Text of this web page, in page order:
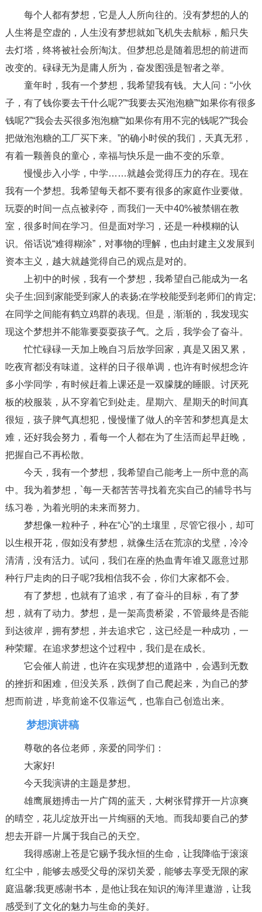
每个人都有梦想，它是人人所向往的。没有梦想的人的
人生将是空虚的，人生没有梦想就如飞机失去航标，船只失
去灯塔，终将被社会所淘汰。但梦想总是随着思想的前进而
改变的。碌碌无为是庸人所为，奋发图强是智者之举。
童年时，我有一个梦想，我希望我有钱。大人问：“小伙
子，有了钱你要去干什么呢?”“我要去买泡泡糖”“如果你有很多
钱呢?”“我会去买很多泡泡糖”“如果你有用不完的钱呢?”“我会
把做泡泡糖的工厂买下来。”的确小时侯的我们，天真无邪，
有着一颗善良的童心，幸福与快乐是一曲不变的乐章。
慢慢步入小学，中学……就越会觉得压力的存在。现在
我有一个梦想。我希望每天都不要有很多的家庭作业要做。
玩耍的时间一点点被剥夺，而我们一天中40%被禁锢在教
室，很多时间在学习。但是面对学习，还是一种模糊的认
识。俗话说“难得糊涂”，对事物的理解，也由封建主义发展到
资本主义，越大就越觉得自己的观点是对的。
上初中的时候，我有一个梦想，我希望自己能成为一名
尖子生;回到家能受到家人的表扬;在学校能受到老师们的肯定;
在同学之间能有鹤立鸡群的表现。但是，渐渐的，我发现实
现这个梦想并不能靠要耍耍孩子气。之后，我学会了奋斗。
忙忙碌碌一天加上晚自习后放学回家，真是又困又累，
吃夜宵都没有味道。这样的日子很单调，也许有时候想念许
多小学同学，有时候赶着上课还是一双朦胧的睡眼。讨厌死
板的校服装，从不穿着它到处走。星期六、星期天的时间真
很短，孩子脾气真想犯，慢慢懂了做人的辛苦和梦想真是太
难，还好我会努力，看每一个人都在为了生活而起早赶晚，
把握自己不再松散。
今天，我有一个梦想，我希望自己能考上一所中意的高
中。我为着梦想，`每一天都苦苦寻找着充实自己的辅导书与
练习卷，为着光明的未来而努力。
梦想像一粒种子，种在“心”的土壤里，尽管它很小，却可
以生根开花，假如没有梦想，就像生活在荒凉的戈壁，冷冷
清清，没有活力。试问，我们在座的热血青年谁又愿意过那
种行尸走肉的日子呢?我相信我不会，你们大家都不会。
有了梦想，也就有了追求，有了奋斗的目标，有了梦
想，就有了动力。梦想，是一架高贵桥梁，不管最终是否能
到达彼岸，拥有梦想，并去追求它，这已经是一种成功，一
种荣耀。在追求梦想这个过程中，我们是在成长。
它会催人前进，也许在实现梦想的道路中，会遇到无数
的挫折和困难，但没关系，跌倒了自己爬起来，为自己的梦
想而前进，毕竟前途不仅靠运气，也靠自己创造出来。
梦想演讲稿
尊敬的各位老师，亲爱的同学们：
大家好!
今天我演讲的主题是梦想。
雄鹰展翅搏击一片广阔的蓝天，大树张臂撑开一片凉爽
的晴空，花儿绽放开出一片绚丽的天地。而我却要自己的梦
想去开辟一片属于我自己的天空。
我得感谢上苍是它赐予我永恒的生命，让我降临于滚滚
红尘中，能够去感受父母的深切关爱，能够去享受无限的家
庭温馨;我更感谢书本，是他让我在知识的海洋里遨游，让我
感受到了文化的魅力与生命的美好。